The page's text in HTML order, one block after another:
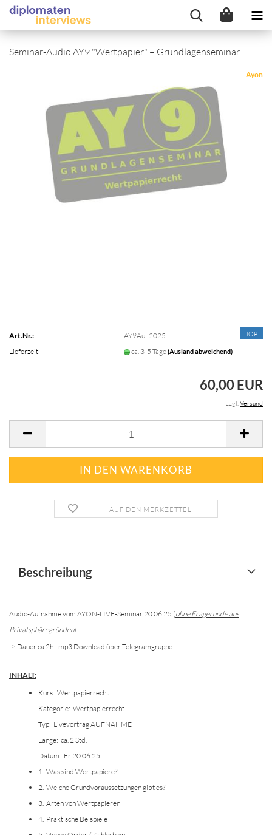
Seminar-Audio AY9 "Wertpapier" – Grundlagenseminar
Ayon
TOP
Art.Nr.:
AY9Au–2025
Lieferzeit:
ca. 3-5 Tage(Ausland abweichend)
60,00 EUR
zzgl.Versand
AUF DEN MERKZETTEL
Beschreibung
Audio-Aufnahme vom AYON-LIVE-Seminar 20.06.25 (ohne Fragerunde aus
Privatsphäregründen)
-> Dauer ca 2h - mp3 Download über Telegramgruppe
INHALT:
Kurs: Wertpapierrecht
Kategorie: Wertpapierrecht
Typ: Livevortrag AUFNAHME
Länge: ca. 2 Std.
Datum: Fr 20.06.25
1. Was sind Wertpapiere?
2. Welche Grundvoraussetzungen gibt es?
3. Arten von Wertpapieren
4. Praktische Beispiele